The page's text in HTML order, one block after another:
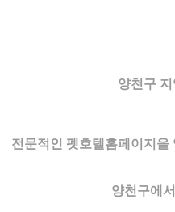
양천구
전문적인 펫호텔홈페이지을
양천구에